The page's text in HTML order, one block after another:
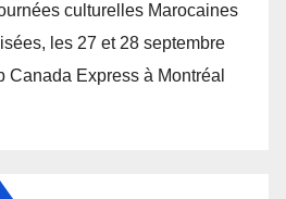
culturelles Marocaines
les 27 et 28 septembre
Canada Express à Montréal